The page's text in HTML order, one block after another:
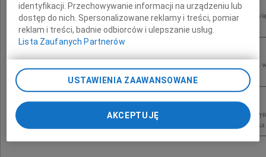
Składamy wyrazy głębokiego współczucia naszej Koleżance Emilii Jamrożek w
Tadeusza Buka który zginął w katastrofie lotniczej pod Smoleńskiem...
Naszej Koleżance Wandzie Buk i Jej Najbliższym wyrazy wielkiego żalu, smutku i
Taty gen. Tadeusza Buka w imieniu studentów Wydziału Prawa i...
W dniu 10 kwietnia 2010 roku, w pobliżu drogiego każdemu polskiemu sercu
narodu na czele z Panem Prezydentem Lechem Kaczyńskim Zginęła także
identyfikacji. Przechowywanie informacji na urządzeniu lub
dostęp do nich. Spersonalizowane reklamy i treści, pomiar
reklam i treści, badnie odbiorców i ulepszanie usług.
Lista Zaufanych Partnerów
USTAWIENIA ZAAWANSOWANE
AKCEPTUJĘ